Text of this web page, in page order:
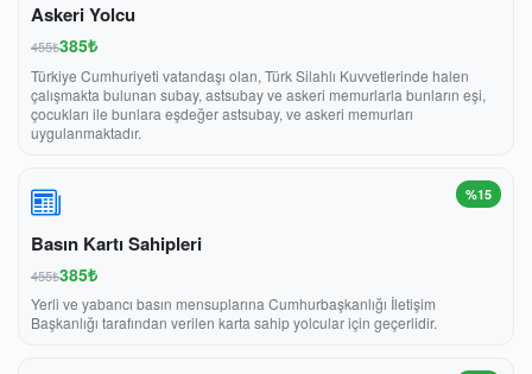
Askeri Yolcu
455₺385₺
Türkiye Cumhuriyeti vatandaşı olan, Türk Silahlı Kuvvetlerinde halen
çalışmakta bulunan subay, astsubay ve askeri memurlarla bunların eşi,
çocukları ile bunlara eşdeğer astsubay, ve askeri memurları
uygulanmaktadır.
%15
Basın Kartı Sahipleri
455₺385₺
Yerli ve yabancı basın mensuplarına Cumhurbaşkanlığı İletişim
Başkanlığı tarafından verilen karta sahip yolcular için geçerlidir.